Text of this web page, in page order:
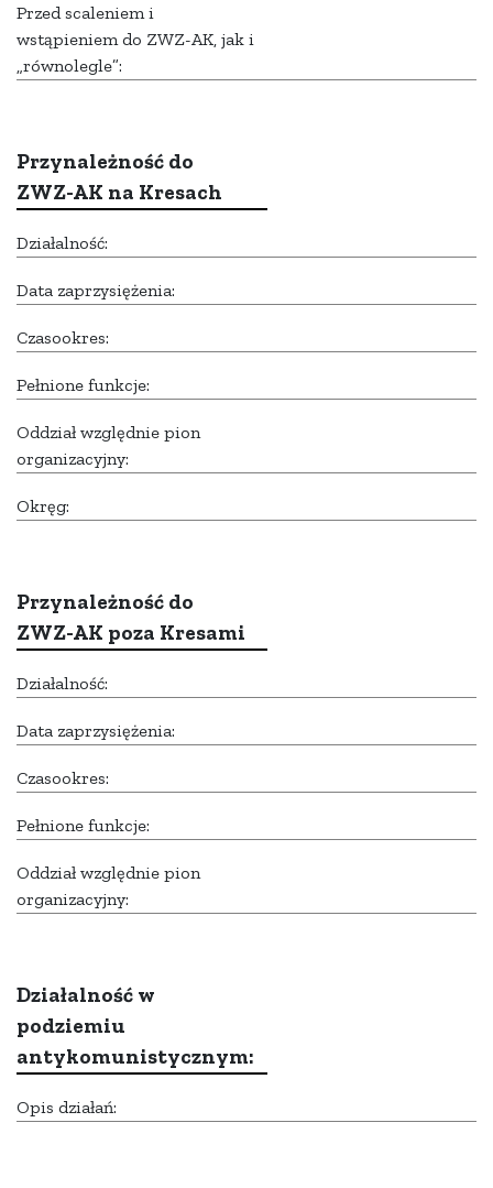
Przed scaleniem i
wstąpieniem do ZWZ-AK, jak i
„równolegle”:
Przynależność do
ZWZ-AK na Kresach
Działalność:
Data zaprzysiężenia:
Czasookres:
Pełnione funkcje:
Oddział względnie pion
organizacyjny:
Okręg:
Przynależność do
ZWZ-AK poza Kresami
Działalność:
Data zaprzysiężenia:
Czasookres:
Pełnione funkcje:
Oddział względnie pion
organizacyjny:
Działalność w
podziemiu
antykomunistycznym:
Opis działań: